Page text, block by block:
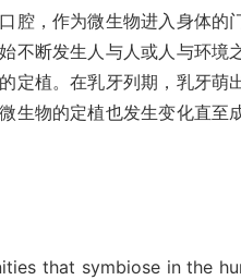
腔，作为微生物进入身体的
不断发生人与人或人与环境
植。在乳牙列期，乳牙萌
生物的定植也发生变化直至
that symbiose in the